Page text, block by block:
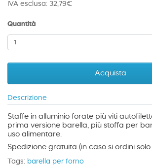
IVA esclusa: 32,79€
Quantità
Acquista
Descrizione
Staffe in alluminio forate più viti
prima versione barella, più stoffa per
uso alimentare.
Spedizione gratuita (in caso si ordini
Tags: barella per forno